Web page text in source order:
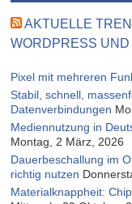
AKTUELLE
WORDPRESS UND
Pixel mit mehreren
Stabil, schnell,
Datenverbindungen
Mediennutzung in
Montag, 2 März, 2026
Dauerbeschallung im
richtig nutzen
Materialknappheit: